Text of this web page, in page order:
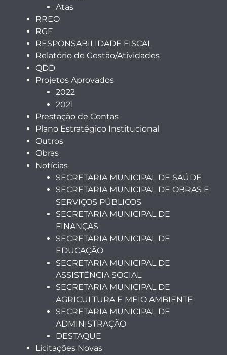
Atas
RREO
RGF
RESPONSABILIDADE FISCAL
Relatório de Gestão/Atividades
QDD
Projetos Aprovados
2022
2021
Prestação de Contas
Plano Estratégico Institucional
Outros
Obras
Notícias
SECRETARIA MUNICIPAL DE SAÚDE
SECRETARIA MUNICIPAL DE OBRAS E
SERVIÇOS PÚBLICOS
SECRETARIA MUNICIPAL DE
FINANÇAS
SECRETARIA MUNICIPAL DE
EDUCAÇÃO
SECRETARIA MUNICIPAL DE
ASSISTÊNCIA SOCIAL
SECRETARIA MUNICIPAL DE
AGRICULTURA E MEIO AMBIENTE
SECRETARIA MUNICIPAL DE
ADMINISTRAÇÃO
DESTAQUE
Licitações Novas